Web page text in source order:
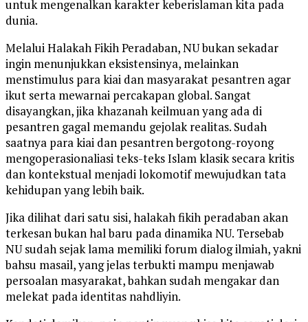
untuk mengenalkan karakter keberislaman kita pada
dunia.
Melalui Halakah Fikih Peradaban, NU bukan sekadar
ingin menunjukkan eksistensinya, melainkan
menstimulus para kiai dan masyarakat pesantren agar
ikut serta mewarnai percakapan global. Sangat
disayangkan, jika khazanah keilmuan yang ada di
pesantren gagal memandu gejolak realitas. Sudah
saatnya para kiai dan pesantren bergotong-royong
mengoperasionaliasi teks-teks Islam klasik secara kritis
dan kontekstual menjadi lokomotif mewujudkan tata
kehidupan yang lebih baik.
Jika dilihat dari satu sisi, halakah fikih peradaban akan
terkesan bukan hal baru pada dinamika NU. Tersebab
NU sudah sejak lama memiliki forum dialog ilmiah, yakni
bahsu masail, yang jelas terbukti mampu menjawab
persoalan masyarakat, bahkan sudah mengakar dan
melekat pada identitas nahdliyin.